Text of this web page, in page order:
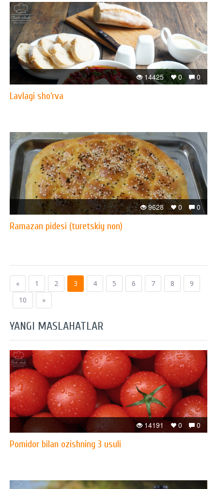
0
0
14425
Lavlagi sho‘rva
0
0
9628
Ramazan pidesi (turetskiy non)
« 1 2 3 4 5 6 7 8
9
10
»
YANGI MASLAHATLAR
0
0
14191
Pomidor bilan ozishning 3 usuli